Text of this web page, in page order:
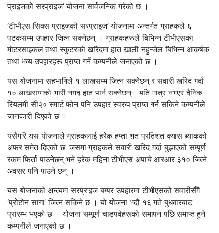
प्राइजको सरप्राइज’ योजना सार्वजनिक गरेको छ ।
‘टीभीएस सिक्स प्राइजको सरप्राइज’ योजनामा अन्तर्गत ग्राहकले ६
पटकसम्म उपहार जित्न सक्नेछन् । ग्राहकहरूले बिभिन्न टीभीएसका
मोटरसाइकल तथा स्कुटरको खरिदमा हात खाली नहुन्जेल बिभिन्न आकर्षक
तथा भव्य उपहारहरू प्राप्त गर्ने कम्पनीले जनाएको छ ।
यस योजनामा सहभागिले १ लाखसम्म जित्न सक्नेछन् र सवारी खरिद गर्दा
१० लाखसम्मको भारी नगद हात पार्न सक्नेछन्। यति मात्र नभएर दैनिक
रियलमी सी२० स्मार्ट फोन पनि उपहार स्वरुप प्राप्त गर्न सकिने कम्पनीले
जानकारी दिएको छ ।
यसैगरि यस योजनाले ग्राहकलाई हरेक हप्ता शत प्रतिशत क्यास ब्याकको
अफर समेत दिएको छ, जसमा ग्राहकले सवारी खरिद गर्दा बुझाएको सम्पूर्ण
रकम फिर्ता पाउनेछन् भने हरेक महिना टीभीएस अपाचे आरआर ३१० जित्ने
अवसर पनि पाउने छन् ।
यस योजनाको अन्त्यमा सरप्राइज बम्पर उपहारमा टीभीएसको सवारीसँगै
‘प्रोटोन सागा’ जित्न सकिने छ । यो योजना भदौ १६ गते बुधबारबाट
प्रारम्भ भएको छ । योजना सम्पूर्ण चाडपर्वहरूको समापन पछि समाप्त हुने
कम्पनीले जनाएको छ ।